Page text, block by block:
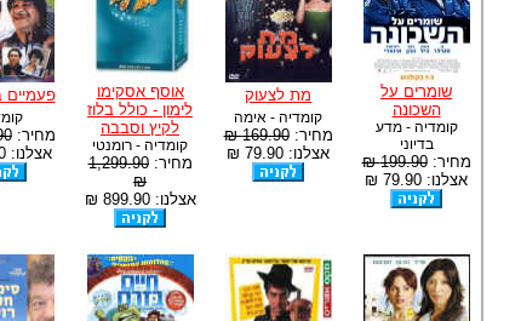
שומרים על
השכונה
קומדיה - מדע
בדיוני
מחיר:199.90 ₪
אצלנו: 79.90 ₪
מת לצעוק
קומדיה - אימה
מחיר:169.90 ₪
אצלנו: 79.90 ₪
אוסף אסקימו
לימון - כולל בלוז
לקיץ וסבבה
קומדיה - רומנטי
מחיר:1,299.90
₪
אצלנו: 899.90 ₪
פעמיים
מחיר:₪
אצלנו: 99.90 ₪